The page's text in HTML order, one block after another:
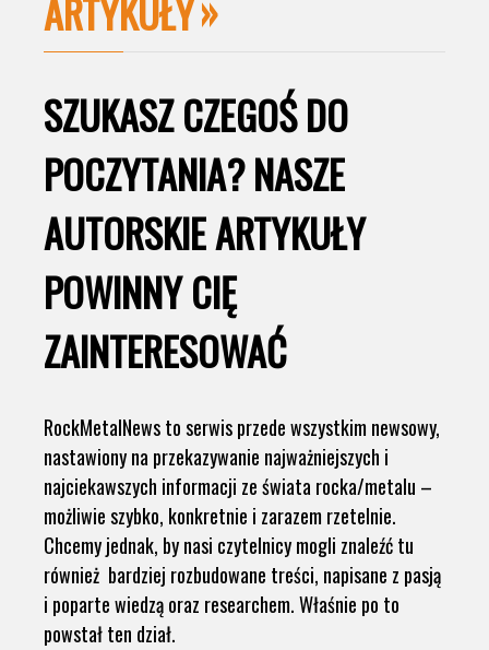
ARTYKUŁY
SZUKASZ CZEGOŚ DO
POCZYTANIA? NASZE
AUTORSKIE ARTYKUŁY
POWINNY CIĘ
ZAINTERESOWAĆ
RockMetalNews to serwis przede wszystkim newsowy,
nastawiony na przekazywanie najważniejszych i
najciekawszych informacji ze świata rocka/metalu –
możliwie szybko, konkretnie i zarazem rzetelnie.
Chcemy jednak, by nasi czytelnicy mogli znaleźć tu
również bardziej rozbudowane treści, napisane z pasją
i poparte wiedzą oraz researchem. Właśnie po to
powstał ten dział.